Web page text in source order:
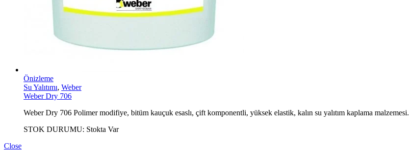
Önizleme
Su Yalıtımı, Weber
Weber Dry 706
Weber Dry 706 Polimer modifiye, bitüm kauçuk esaslı, çift komponentli, yüksek elastik, kalın su yalıtım kaplama malzemesi.
STOK DURUMU: Stokta Var
Close